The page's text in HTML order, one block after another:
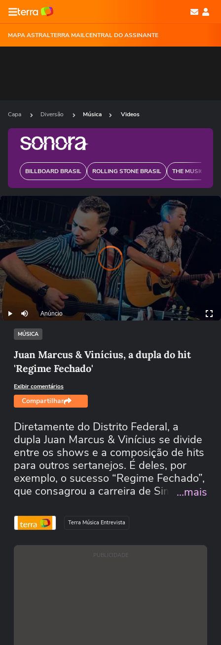
MAPA ASTRALTERRA MAILCENTRAL DO ASSINANTE
Capa Diversão Música Videos
BILLBOARD BRASIL ROLLING STONE BRASIL THE MUSIC
Vi
d
e
o
Pl
a
y
e
r
i
s
l
o
a
di
n
g .
Play Mutar Anúncio
MÚSICA
Juan Marcus & Vinícius, a dupla do hit
'Regime Fechado'
Exibir comentários
Compartilhar
Diretamente do Distrito Federal, a
dupla Juan Marcus & Vinícius se divide
entre os shows e a composição de hits
para outros sertanejos. É deles, por
exemplo, o sucesso “Regime Fechado”,
que consagrou a carreira de Simone &
artistas falam sobre o início da carreira,
o processo de composição e o preço de
se manter relevante na carreira
artística. Segundo eles, não existe
...mais
Terra Música Entrevista
PUBLICIDADE